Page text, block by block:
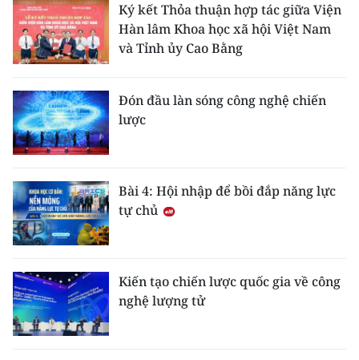
Ký kết Thỏa thuận hợp tác giữa Viện
Hàn lâm Khoa học xã hội Việt Nam
và Tỉnh ủy Cao Bằng
Đón đầu làn sóng công nghệ chiến
lược
Bài 4: Hội nhập để bồi đắp năng lực
tự chủ
Kiến tạo chiến lược quốc gia về công
nghệ lượng tử